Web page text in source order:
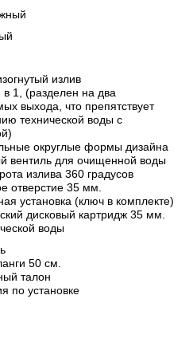
излив
в 1, (разделен на два
выхода, что препятствует
технической воды с
округлые формы дизайна
вентиль для очищенной воды
излива 360 градусов
отверстие 35 мм.
установка (ключ в комплекте)
дисковый картридж 35 мм.
воды
50 см.
талон
по установке